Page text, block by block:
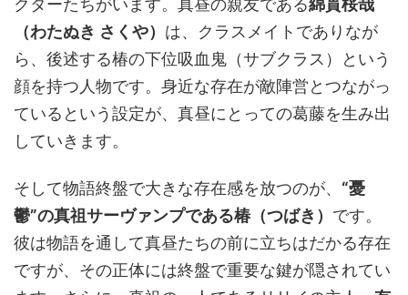
クターたちがいます。真昼の親友である綿貫桜哉
（わたぬき さくや） は、クラスメイトでありなが
ら、後述する椿の下位吸血鬼（サブクラス）という
顔を持つ人物です。身近な存在が敵陣営とつながっ
ているという設定が、真昼にとっての葛藤を生み出
していきます。
そして物語終盤で大きな存在感を放つのが、 “憂
鬱”の真祖サーヴァンプである椿（つばき） です。
彼は物語を通して真昼たちの前に立ちはだかる存在
ですが、その正体には終盤で重要な鍵が隠されてい